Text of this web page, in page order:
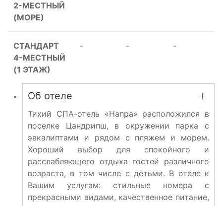
2-МЕСТНЫЙ
(МОРЕ)
СТАНДАРТ
4-МЕСТНЫЙ
(1 ЭТАЖ)
- - -
Об отеле
Тихий СПА-отель «Напра» расположился в
поселке Цандрипш, в окружении парка с
эвкалиптами и рядом с пляжем и морем.
Хороший выбор для спокойного и
расслабляющего отдыха гостей различного
возраста, в том числе с детьми. В отеле к
Вашим услугам: стильные номера с
прекрасными видами, качественное питание,